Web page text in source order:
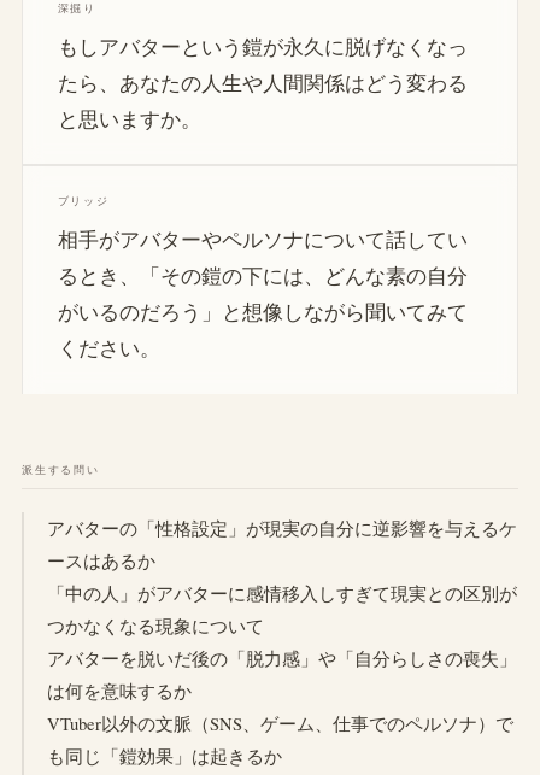
深掘り
もしアバターという鎧が永久に脱げなくなっ
たら、あなたの人生や人間関係はどう変わる
と思いますか。
ブリッジ
相手がアバターやペルソナについて話してい
るとき、「その鎧の下には、どんな素の自分
がいるのだろう」と想像しながら聞いてみて
ください。
派生する問い
アバターの「性格設定」が現実の自分に逆影響を与えるケ
ースはあるか
「中の人」がアバターに感情移入しすぎて現実との区別が
つかなくなる現象について
アバターを脱いだ後の「脱力感」や「自分らしさの喪失」
は何を意味するか
VTuber以外の文脈（SNS、ゲーム、仕事でのペルソナ）で
も同じ「鎧効果」は起きるか